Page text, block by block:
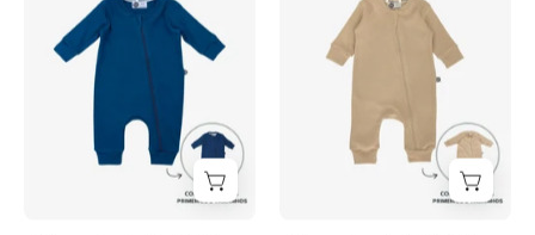
Bebê
Ziper
opção
de
Pezinho
Bebê
Ziper
Pezinho